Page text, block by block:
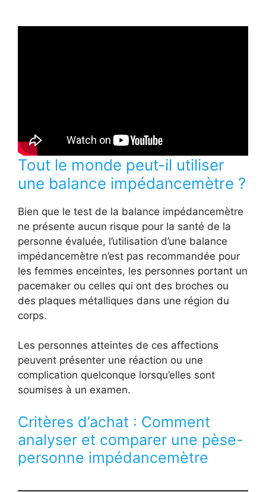
Tout le monde peut-il utiliser
une balance impédancemètre ?
Bien que le test de la balance impédancemètre
ne présente aucun risque pour la santé de la
personne évaluée, l’utilisation d’une balance
impédancemètre n’est pas recommandée pour
les femmes enceintes, les personnes portant un
pacemaker ou celles qui ont des broches ou
des plaques métalliques dans une région du
corps.
Les personnes atteintes de ces affections
peuvent présenter une réaction ou une
complication quelconque lorsqu’elles sont
soumises à un examen.
Critères d’achat : Comment
analyser et comparer une pèse-
personne impédancemètre